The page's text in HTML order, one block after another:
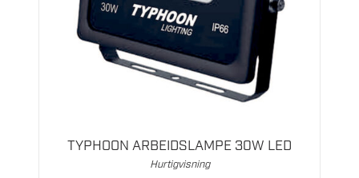
TYPHOON ARBEIDSLAMPE 30W LED
Hurtigvisning